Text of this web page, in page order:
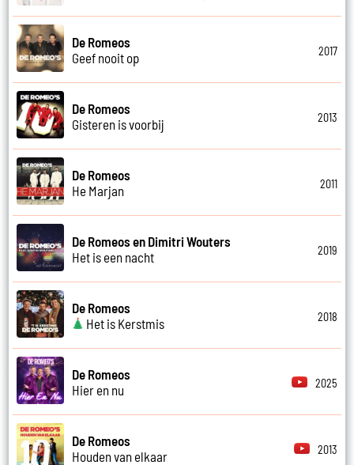
De Romeos
Geef nooit op
2017
De Romeos
Gisteren is voorbij
2013
De Romeos
He Marjan
2011
De Romeos en Dimitri Wouters
Het is een nacht
2019
De Romeos
Het is Kerstmis
2018
De Romeos
Hier en nu
2025
De Romeos
Houden van elkaar
2013